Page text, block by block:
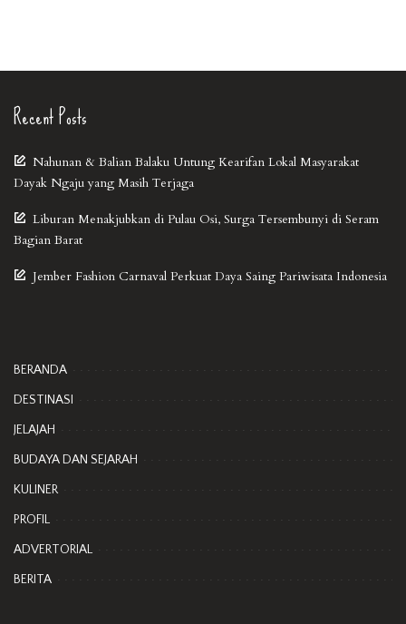
Recent Posts
Nahunan & Balian Balaku Untung Kearifan Lokal Masyarakat
Dayak Ngaju yang Masih Terjaga
Liburan Menakjubkan di Pulau Osi, Surga Tersembunyi di Seram
Bagian Barat
Jember Fashion Carnaval Perkuat Daya Saing Pariwisata Indonesia
BERANDA
DESTINASI
JELAJAH
BUDAYA DAN SEJARAH
KULINER
PROFIL
ADVERTORIAL
BERITA